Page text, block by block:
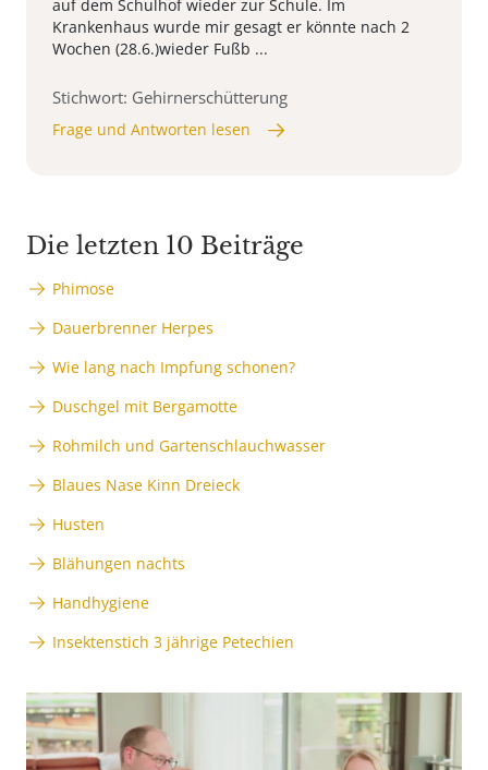
auf dem Schulhof wieder zur Schule. Im
Krankenhaus wurde mir gesagt er könnte nach 2
Wochen (28.6.)wieder Fußb ...
Stichwort: Gehirnerschütterung
Frage und Antworten lesen
Die letzten 10 Beiträge
Phimose
Dauerbrenner Herpes
Wie lang nach Impfung schonen?
Duschgel mit Bergamotte
Rohmilch und Gartenschlauchwasser
Blaues Nase Kinn Dreieck
Husten
Blähungen nachts
Handhygiene
Insektenstich 3 jährige Petechien